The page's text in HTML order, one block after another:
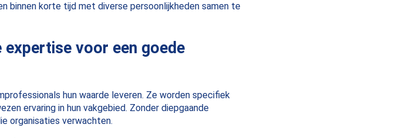
binnen korte tijd met diverse persoonlijkheden samen te
voor een goede
hun waarde leveren. Ze worden specifiek
ervaring in hun vakgebied. Zonder diepgaande
organisaties verwachten.